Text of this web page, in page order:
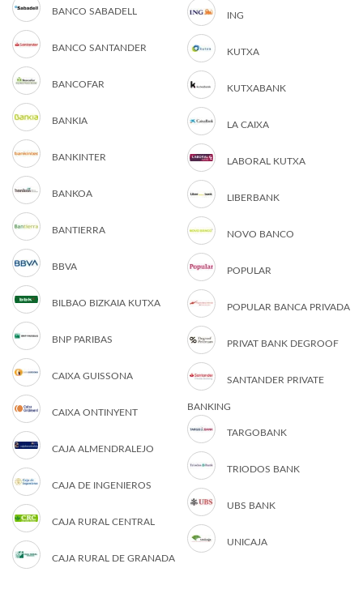
BANCO SABADELL
BANCO SANTANDER
BANCOFAR
BANKIA
BANKINTER
BANKOA
BANTIERRA
BBVA
BILBAO BIZKAIA KUTXA
BNP PARIBAS
CAIXA GUISSONA
CAIXA ONTINYENT
CAJA ALMENDRALEJO
CAJA DE INGENIEROS
CAJA RURAL CENTRAL
CAJA RURAL DE GRANADA
ING
KUTXA
KUTXABANK
LA CAIXA
LABORAL KUTXA
LIBERBANK
NOVO BANCO
POPULAR
POPULAR BANCA PRIVADA
PRIVAT BANK DEGROOF
SANTANDER PRIVATE
BANKING
TARGOBANK
TRIODOS BANK
UBS BANK
UNICAJA